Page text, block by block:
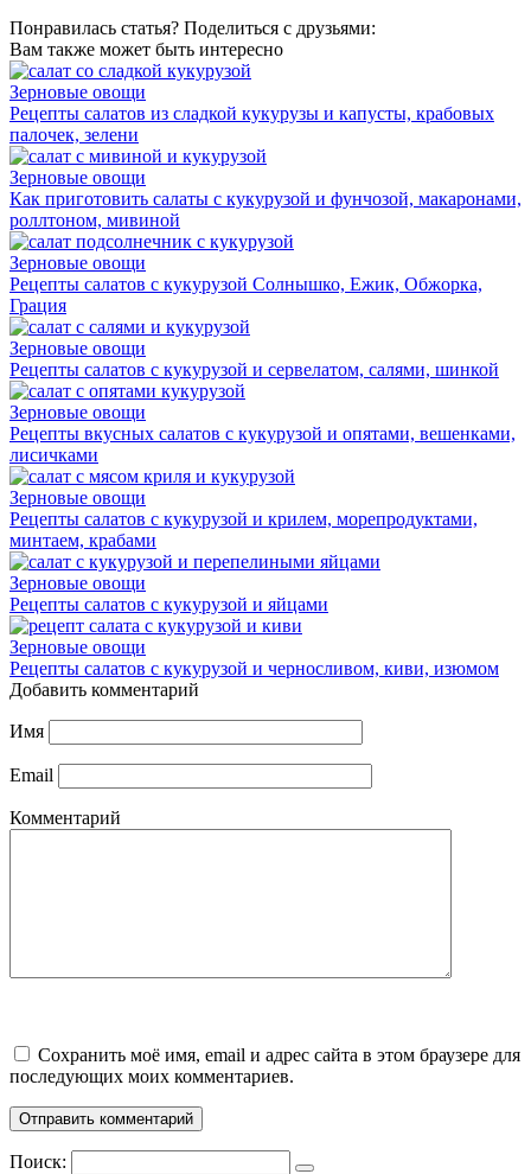
Понравилась статья? Поделиться с друзьями:
Вам также может быть интересно
Зерновые овощи
Рецепты салатов из сладкой кукурузы и капусты, крабовых
палочек, зелени
Зерновые овощи
Как приготовить салаты с кукурузой и фунчозой, макаронами,
роллтоном, мивиной
Зерновые овощи
Рецепты салатов с кукурузой Солнышко, Ежик, Обжорка,
Грация
Зерновые овощи
Рецепты салатов с кукурузой и сервелатом, салями, шинкой
Зерновые овощи
Рецепты вкусных салатов с кукурузой и опятами, вешенками,
лисичками
Зерновые овощи
Рецепты салатов с кукурузой и крилем, морепродуктами,
минтаем, крабами
Зерновые овощи
Рецепты салатов с кукурузой и яйцами
Зерновые овощи
Рецепты салатов с кукурузой и черносливом, киви, изюмом
Добавить комментарий
Имя
Email
Комментарий
Сохранить моё имя, email и адрес сайта в этом браузере для
последующих моих комментариев.
Поиск: